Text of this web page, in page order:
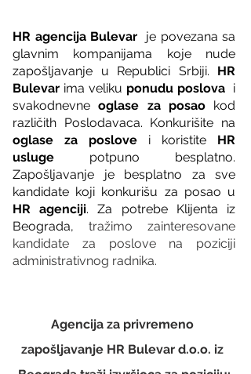
HR agencija Bulevar
  je povezana sa
glavnim kompanijama koje nude
zapošljavanje u Republici Srbiji. HR
Bulevar ima veliku ponudu poslova
  i
svakodnevne oglase za posao kod
oglase za poslove i koristite HR
usluge potpuno besplatno.
Zapošljavanje je besplatno za sve
HR agenciji. Za potrebe Klijenta iz
Beograda, tražimo zainteresovane
kandidate za poslove na poziciji
administrativnog radnika.
Agencija za privremeno
zapošljavanje HR Bulevar d.o.o. iz